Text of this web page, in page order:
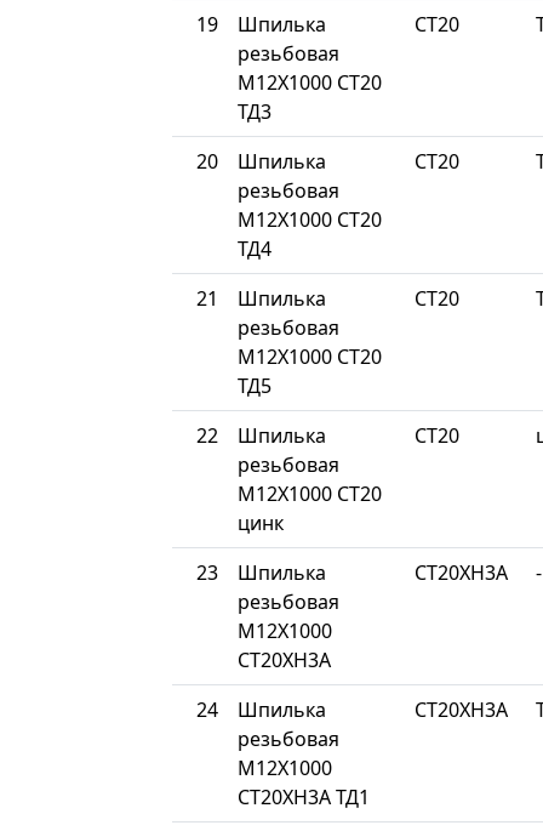
19
Шпилька
резьбовая
М12Х1000 СТ20
ТД3
СТ20
20
Шпилька
резьбовая
М12Х1000 СТ20
ТД4
СТ20
21
Шпилька
резьбовая
М12Х1000 СТ20
ТД5
СТ20
22
Шпилька
резьбовая
М12Х1000 СТ20
цинк
СТ20
23
Шпилька
резьбовая
М12Х1000
СТ20ХН3А
СТ20ХН3А -
24
Шпилька
резьбовая
М12Х1000
СТ20ХН3А ТД1
СТ20ХН3А